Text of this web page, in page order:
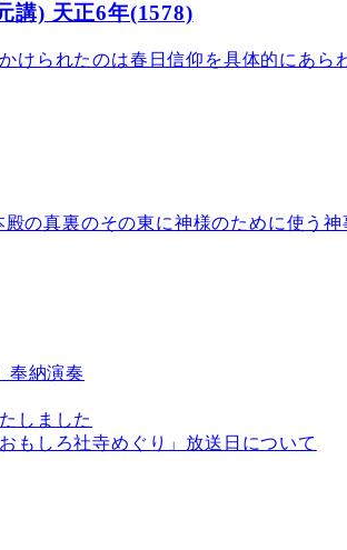
講) 天正6年(1578)
けられたのは春日信仰を具体的にあ
の真裏のその東に神様のために使う
奉納演奏
しました
もしろ社寺めぐり」放送日について